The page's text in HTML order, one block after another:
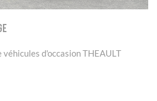
d'occasion THEAULT